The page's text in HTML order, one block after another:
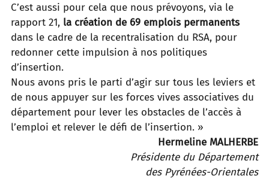
C’est aussi pour cela que nous prévoyons, via le
rapport 21, la création de 69 emplois permanents
dans le cadre de la recentralisation du RSA, pour
redonner cette impulsion à nos politiques
d’insertion.
Nous avons pris le parti d’agir sur tous les leviers et
de nous appuyer sur les forces vives associatives du
département pour lever les obstacles de l’accès à
l’emploi et relever le défi de l’insertion. »
Hermeline MALHERBE
Présidente du Département
des Pyrénées-Orientales